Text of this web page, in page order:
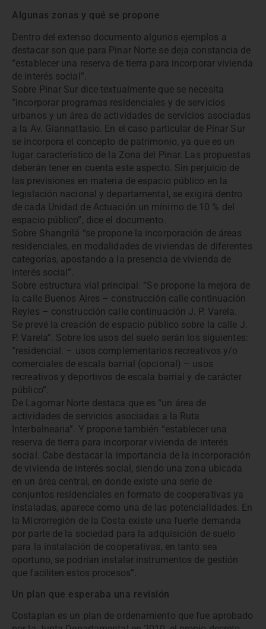
Algunas zonas y qué se propone
Dentro del extenso documento algunos ejemplos a
destacar son que para Pinar Norte se deja constancia de
“establecer una reserva de tierra para incorporar vivienda
de interés social”.
Sobre Pinar Sur dice textualmente que se necesita
“incorporar programas residenciales y de servicios
urbanos y un área de actividades de servicios asociadas
a la Av. Giannattasio. En el caso particular de Pinar Sur
se incorpora el concepto de patrimonio, ya que es un
lugar característico de la Zona del Pinar. Las propuestas
deberán tener en cuenta este aspecto. Sin perjuicio de
las previsiones en materia de espacio público en la
legislación nacional y departamental, se exigirá dentro
de cada Unidad de Actuación un mínimo de 10 % del
espacio público”, dice el documento.
Sobre Shangrilá “se propone la incorporación de áreas
residenciales, en modalidades de viviendas de diferentes
categorías, apostando a la presencia de vivienda de
interés social”.
Sobre estructura vial principal: “Se propone la mejora de
la calle Buenos Aires – construcción calle continuación
Reyles – construcción calle continuación J. P. Varela.
Se prevé la creación de espacio público sobre la calle J.
P. Varela”. Sobre los usos del suelo serán los siguientes:
“residencial. – usos complementarios recreativos y/o
comerciales de escala barrial (opcional) – usos
recreativos y deportivos de escala barrial y de carácter
público”.
De Lagomar Norte destaca que es “un área de
actividades de servicios asociadas a la Ruta
Interbalnearia”. Y propone también “establecer una
reserva de tierra para incorporar vivienda de interés
social. Cabe destacar la importancia de la incorporación
de vivienda de interés social, siendo una zona ubicada
en un área central, en donde existe una serie de
conjuntos residenciales en formato de cooperativas ya
instaladas, aparece como una de las potencialidades. En
la Microrregión de la Costa existe una fuerte demanda
por parte de la sociedad para la adquisición de suelo
para la instalación de cooperativas, en tanto sea
oportuno, se podrían instalar instrumentos de gestión
que faciliten estos procesos”.
Un plan que esperaba una revisión
Costaplan es un plan de ordenamiento que fue aprobado